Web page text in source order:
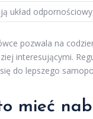
układ
pozwala na
interesującymi.
do lepszego
mieć